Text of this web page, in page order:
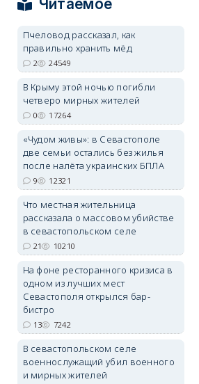
erid: 2SDnjdPjgYS
Читаемое
Пчеловод рассказал, как
правильно хранить мёд
2 24549
В Крыму этой ночью погибли
четверо мирных жителей
0 17264
«Чудом живы»: в Севастополе
две семьи остались без жилья
после налёта украинских БПЛА
9 12321
Что местная жительница
рассказала о массовом убийстве
в севастопольском селе
21 10210
На фоне ресторанного кризиса в
одном из лучших мест
Севастополя открылся бар-
бистро
13 7242
В севастопольском селе
военнослужащий убил военного
и мирных жителей